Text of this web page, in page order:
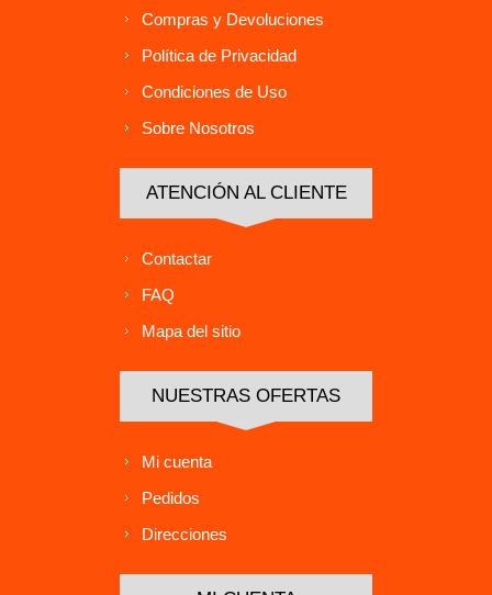
Compras y Devoluciones
Política de Privacidad
Condiciones de Uso
Sobre Nosotros
ATENCIÓN AL CLIENTE
Contactar
FAQ
Mapa del sitio
NUESTRAS OFERTAS
Mi cuenta
Pedidos
Direcciones